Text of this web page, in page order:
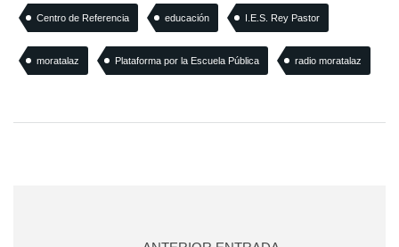
Centro de Referencia educación I.E.S. Rey Pastor
moratalaz Plataforma por la Escuela Pública radio moratalaz